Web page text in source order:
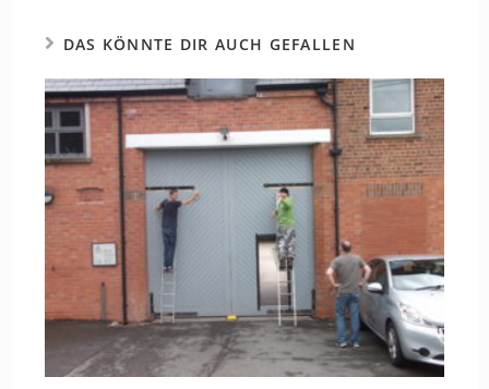
DAS KÖNNTE DIR AUCH GEFALLEN